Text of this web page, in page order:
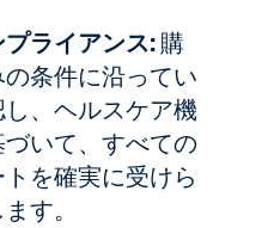
ライアンス:購
条件に沿ってい
、ヘルスケア機
いて、すべての
を確実に受けら
す。